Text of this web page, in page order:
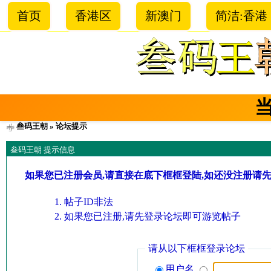
首页 香港区 新澳门 简洁:香港
叁码王朝 » 论坛提示
叁码王朝 提示信息
如果您已注册会员,请直接在底下框框登陆,如还没注册请
帖子ID非法
如果您已注册,请先登录论坛即可游览帖子
请从以下框框登录论坛
用户名